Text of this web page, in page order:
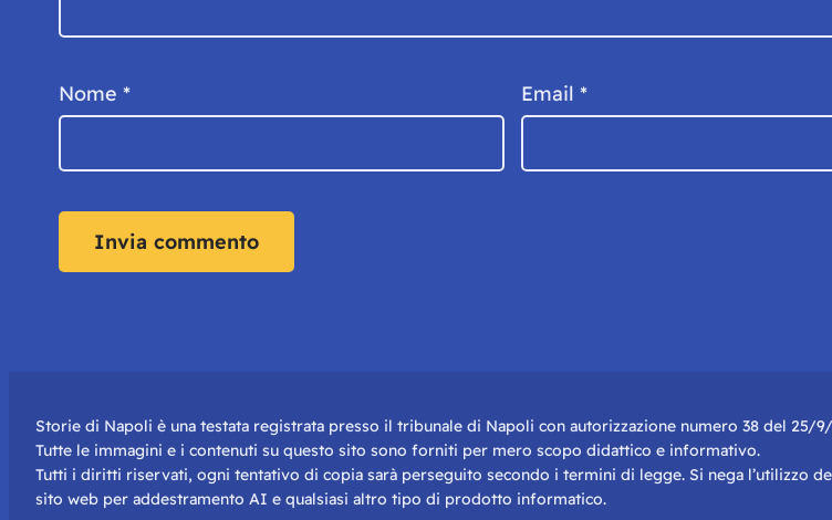
Nome * Email *
Storie di Napoli è una testata registrata presso il tribunale di Napoli con autorizzazione numero 38 del 25/
Tutte le immagini e i contenuti su questo sito sono forniti per mero scopo didattico e informativo.
Tutti i diritti riservati, ogni tentativo di copia sarà perseguito secondo i termini di legge. Si nega l’utilizzo
sito web per addestramento AI e qualsiasi altro tipo di prodotto informatico.